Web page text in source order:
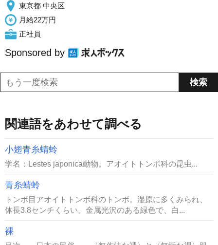
東京都 中央区
月給22万円
正社員
Sponsored by
関連語をあわせて調べる
小翅青糸蜻蛉
学名：Lestes japonica動物。アオイトトンボ科の昆虫...
青糸蜻蛉
トンボ目アオイトトンボ科のトンボ。湿原に多くみられ、
体長3.8センチくらい。金属光沢のある緑色で、白...
裸